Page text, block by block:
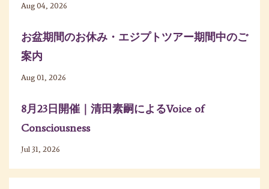
Aug 04, 2026
お盆期間のお休み・エジプトツアー期間中のご
案内
Aug 01, 2026
8月23日開催｜清田素嗣によるVoice of
Consciousness
Jul 31, 2026